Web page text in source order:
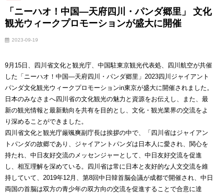
「ニーハオ！中国—天府四川・パンダ郷里」 文化
観光ウィークプロモーションが盛大に開催
2023-09-19
9月15日、四川省文化と観光庁、中国駐東京観光代表処、四川航空が共催
した「ニーハオ！中国—天府四川・パンダ郷里」2023四川ジャイアント
パンダ文化観光ウィークプロモーションin東京が盛大に開催されました。
日本のみなさまへ四川省の文化観光の魅力と資源をお伝えし、また、最
新の観光情報と最新動向を共有を目的とし、文化・観光業界の交流をよ
り深めることができました。
四川省文化と観光庁厳颯爽副庁長は挨拶の中で、「四川省はジャイアン
トパンダの故郷であり、ジャイアントパンダは日本人に愛され、関心を
持たれ、中日友好交流のメッセンジャーとして、中日友好交流を促進
し、相互理解を深めている。四川省は常に日本と友好的な人文交流を維
持していて、2019年12月、第8回中日韓首脳会議が成都で開催され、中日
両国の首脳は双方の青少年の双方向の交流を促進することで合意に達